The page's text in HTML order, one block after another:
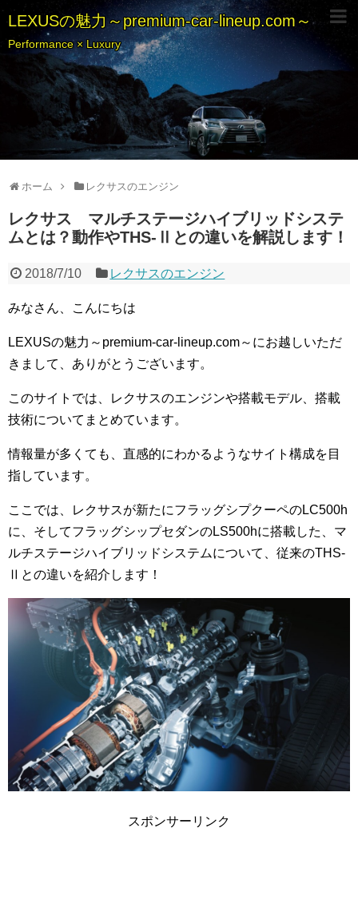
LEXUSの魅力～premium-car-lineup.com～
Performance × Luxury
ホーム レクサスのエンジン
レクサス マルチステージハイブリッドシステ
ムとは？動作やTHS-Ⅱとの違いを解説します！
2018/7/10 レクサスのエンジン
みなさん、こんにちは
LEXUSの魅力～premium-car-lineup.com～にお越しいただ
きまして、ありがとうございます。
このサイトでは、レクサスのエンジンや搭載モデル、搭載
技術についてまとめています。
情報量が多くても、直感的にわかるようなサイト構成を目
指しています。
ここでは、レクサスが新たにフラッグシプクーペのLC500h
に、そしてフラッグシップセダンのLS500hに搭載した、マ
ルチステージハイブリッドシステムについて、従来のTHS-
Ⅱとの違いを紹介します！
スポンサーリンク